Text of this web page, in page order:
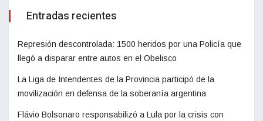
Entradas recientes
Represión descontrolada: 1500 heridos por una Policía que
llegó a disparar entre autos en el Obelisco
La Liga de Intendentes de la Provincia participó de la
movilización en defensa de la soberanía argentina
Flávio Bolsonaro responsabilizó a Lula por la crisis con